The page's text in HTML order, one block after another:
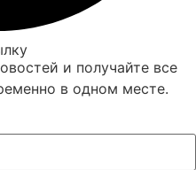
и получайте все
в одном месте.